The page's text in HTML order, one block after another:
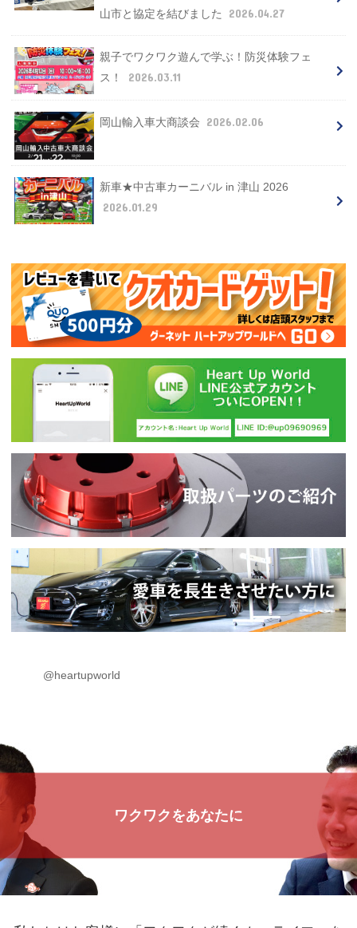
山市と協定を結びました
2026.04.27
親子でワクワク遊んで学ぶ！防災体験フェ
ス！
2026.03.11
岡山輸入車大商談会 2026.02.06
新車★中古車カーニバル in 津山 2026
2026.01.29
@heartupworld
ワクワクをあなたに